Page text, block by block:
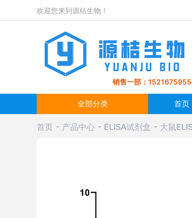
欢迎您来到源桔生物！
销售一部：
全部分类 首页
首页 产品中心 ELISA试剂盒 大鼠